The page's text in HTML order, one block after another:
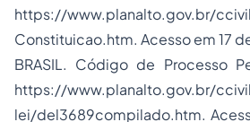
https://www.planalto.gov.br/
Constituicao.htm. Acesso em 17
BRASIL. Código de Processo
https://www.planalto.gov.br/
lei/del3689compilado.htm.